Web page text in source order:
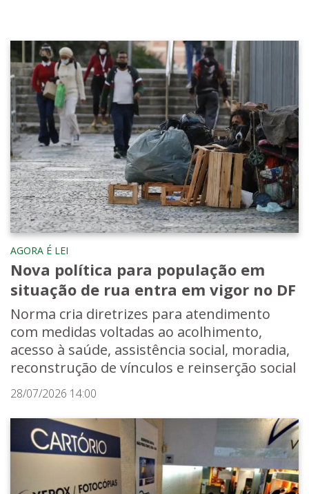
AGORA É LEI
Nova política para população em
situação de rua entra em vigor no DF
Norma cria diretrizes para atendimento
com medidas voltadas ao acolhimento,
acesso à saúde, assistência social, moradia,
reconstrução de vínculos e reinserção social
28/07/2026 14:00